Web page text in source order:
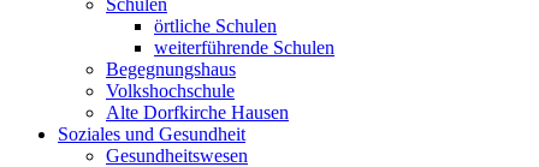
Schulen
örtliche Schulen
weiterführende Schulen
Begegnungshaus
Volkshochschule
Alte Dorfkirche Hausen
Soziales und Gesundheit
Gesundheitswesen